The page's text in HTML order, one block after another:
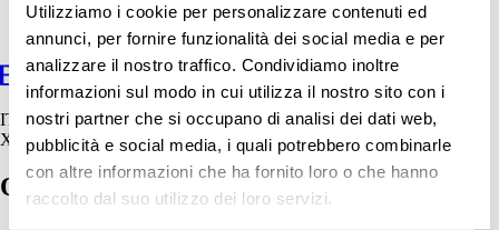
Utilizziamo i cookie per personalizzare contenuti ed
annunci, per fornire funzionalità dei social media e per
analizzare il nostro traffico. Condividiamo inoltre
informazioni sul modo in cui utilizza il nostro sito con i
nostri partner che si occupano di analisi dei dati web,
pubblicità e social media, i quali potrebbero combinarle
con altre informazioni che ha fornito loro o che hanno
raccolto dal suo utilizzo dei loro servizi.
IT
X
QRG – Dermatite Atopica